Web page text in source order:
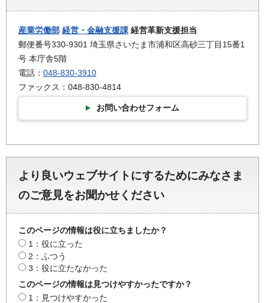
産業労働部 経営・金融支援課 経営革新支援担当
郵便番号330-9301 埼玉県さいたま市浦和区高砂三丁目15番1
号 本庁舎5階
電話： 048-830-3910
ファックス：048-830-4814
お問い合わせフォーム
より良いウェブサイトにするためにみなさま
のご意見をお聞かせください
このページの情報は役に立ちましたか？
1：役に立った
2：ふつう
3：役に立たなかった
このページの情報は見つけやすかったですか？
1：見つけやすかった